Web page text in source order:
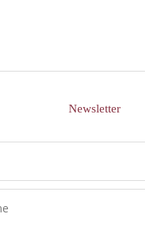
Newsletter